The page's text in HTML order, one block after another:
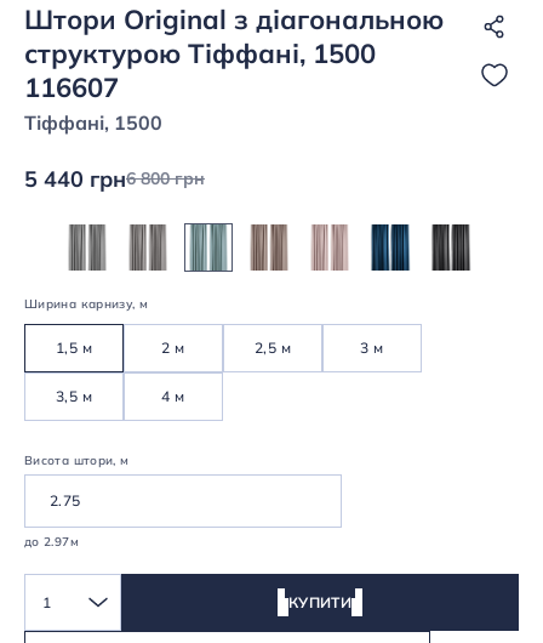
Штори Original з діагональною
структурою Тіффані, 1500
116607
Тіффані, 1500
5 440 грн6 800 грн
Ширина карнизу, м
1,5 м 2 м 2,5 м 3 м
3,5 м 4 м
Висота штори, м
до 2.97м
1 КУПИТИ